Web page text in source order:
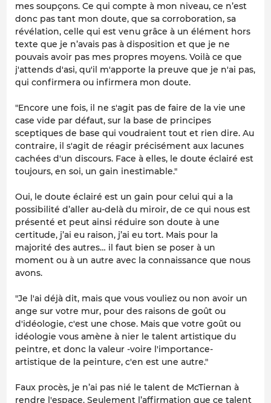
mes soupçons. Ce qui compte à mon niveau, ce n’est
donc pas tant mon doute, que sa corroboration, sa
révélation, celle qui est venu grâce à un élément hors
texte que je n’avais pas à disposition et que je ne
pouvais avoir pas mes propres moyens. Voilà ce que
j'attends d'asi, qu'il m'apporte la preuve que je n'ai pas,
qui confirmera ou infirmera mon doute.
"Encore une fois, il ne s'agit pas de faire de la vie une
case vide par défaut, sur la base de principes
sceptiques de base qui voudraient tout et rien dire. Au
contraire, il s'agit de réagir précisément aux lacunes
cachées d'un discours. Face à elles, le doute éclairé est
toujours, en soi, un gain inestimable."
Oui, le doute éclairé est un gain pour celui qui a la
possibilité d’aller au-delà du miroir, de ce qui nous est
présenté et peut ainsi réduire son doute à une
certitude, j’ai eu raison, j’ai eu tort. Mais pour la
majorité des autres… il faut bien se poser à un
moment ou à un autre avec la connaissance que nous
avons.
"Je l'ai déjà dit, mais que vous vouliez ou non avoir un
ange sur votre mur, pour des raisons de goût ou
d'idéologie, c'est une chose. Mais que votre goût ou
idéologie vous amène à nier le talent artistique du
peintre, et donc la valeur -voire l'importance-
artistique de la peinture, c'en est une autre."
Faux procès, je n’ai pas nié le talent de McTiernan à
rendre l'espace. Seulement l’affirmation que ce talent